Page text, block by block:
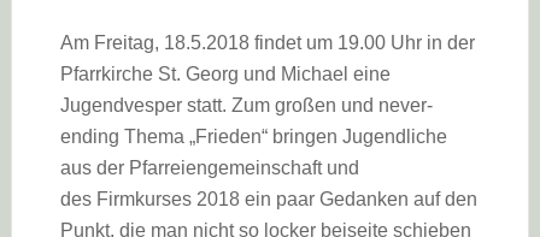
Am Freitag, 18.5.2018 findet um 19.00 Uhr in der
Pfarrkirche St. Georg und Michael eine
Jugendvesper statt. Zum großen und never-
ending Thema „Frieden“ bringen Jugendliche
aus der Pfarreiengemeinschaft und
des Firmkurses 2018 ein paar Gedanken auf den
Punkt, die man nicht so locker beiseite schieben